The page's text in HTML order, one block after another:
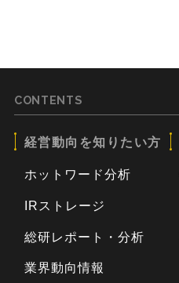
CONTENTS
経営動向を知りたい方
ホットワード分析
IRストレージ
総研レポート・分析
業界動向情報